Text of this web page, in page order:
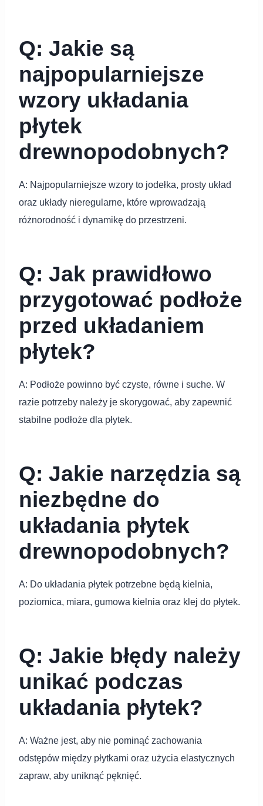
Q: Jakie są
najpopularniejsze
wzory układania
płytek
drewnopodobnych?
A: Najpopularniejsze wzory to jodełka, prosty układ
oraz układy nieregularne, które wprowadzają
różnorodność i dynamikę do przestrzeni.
Q: Jak prawidłowo
przygotować podłoże
przed układaniem
płytek?
A: Podłoże powinno być czyste, równe i suche. W
razie potrzeby należy je skorygować, aby zapewnić
stabilne podłoże dla płytek.
Q: Jakie narzędzia są
niezbędne do
układania płytek
drewnopodobnych?
A: Do układania płytek potrzebne będą kielnia,
poziomica, miara, gumowa kielnia oraz klej do płytek.
Q: Jakie błędy należy
unikać podczas
układania płytek?
A: Ważne jest, aby nie pominąć zachowania
odstępów między płytkami oraz użycia elastycznych
zapraw, aby uniknąć pęknięć.